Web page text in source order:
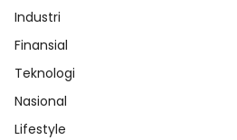
Industri
Finansial
Teknologi
Nasional
Lifestyle